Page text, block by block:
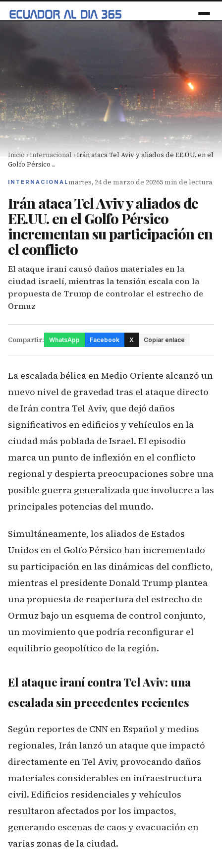
Inicio ›Internacional ›Irán ataca Tel Aviv y aliados de EE.UU. en el
Golfo Pérsico ...
INTERNACIONALmartes, 24 de marzo de 20265 min de lectura
Irán ataca Tel Aviv y aliados de
EE.UU. en el Golfo Pérsico
incrementan su participación en
el conflicto
El ataque iraní causó daños materiales en la
ciudad israelí, mientras la tensión escala con la
propuesta de Trump de controlar el estrecho de
Ormuz
Compartir: WhatsApp Facebook X Copiar enlace
La escalada bélica en Medio Oriente alcanzó un
nuevo nivel de gravedad tras el ataque directo
de Irán contra Tel Aviv, que dejó daños
significativos en edificios y vehículos en la
ciudad más poblada de Israel. El episodio
marca un punto de inflexión en el conflicto
regional y despierta preocupaciones sobre una
posible guerra generalizada que involucre a las
principales potencias del mundo.
Simultáneamente, los aliados de Estados
Unidos en el Golfo Pérsico han incrementado
su participación en las dinámicas del conflicto,
mientras el presidente Donald Trump plantea
una propuesta de reapertura del estrecho de
Ormuz bajo un esquema de control conjunto,
un movimiento que podría reconfigurar el
equilibrio geopolítico de la región.
El ataque iraní contra Tel Aviv: una
escalada sin precedentes recientes
Según reportes de CNN en Español y medios
regionales, Irán lanzó un ataque que impactó
directamente en Tel Aviv, provocando daños
materiales considerables en infraestructura
civil. Edificios residenciales y vehículos
resultaron afectados por los impactos,
generando escenas de caos y evacuación en
varias zonas de la ciudad.